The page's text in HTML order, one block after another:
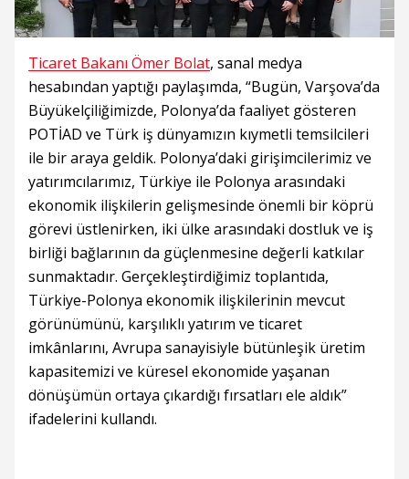
Ticaret Bakanı Ömer Bolat, sanal medya
hesabından yaptığı paylaşımda, “Bugün, Varşova’da
Büyükelçiliğimizde, Polonya’da faaliyet gösteren
POTİAD ve Türk iş dünyamızın kıymetli temsilcileri
ile bir araya geldik. Polonya’daki girişimcilerimiz ve
yatırımcılarımız, Türkiye ile Polonya arasındaki
ekonomik ilişkilerin gelişmesinde önemli bir köprü
görevi üstlenirken, iki ülke arasındaki dostluk ve iş
birliği bağlarının da güçlenmesine değerli katkılar
sunmaktadır. Gerçekleştirdiğimiz toplantıda,
Türkiye-Polonya ekonomik ilişkilerinin mevcut
görünümünü, karşılıklı yatırım ve ticaret
imkânlarını, Avrupa sanayisiyle bütünleşik üretim
kapasitemizi ve küresel ekonomide yaşanan
dönüşümün ortaya çıkardığı fırsatları ele aldık”
ifadelerini kullandı.